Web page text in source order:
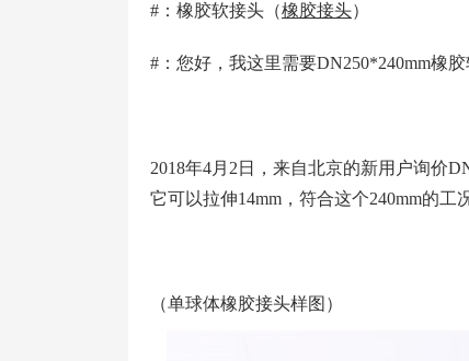
#：橡胶软接头（橡胶接头）
#：您好，我这里需要DN250*240mm橡
2018年4月2日，来自北京的新用户询价
它可以拉伸14mm，符合这个240mm的工
（单球体橡胶接头样图）